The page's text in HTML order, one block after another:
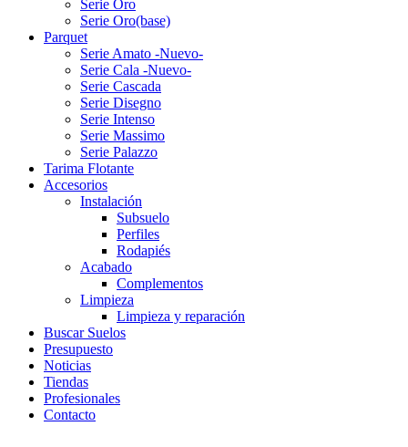
Serie Oro
Serie Oro(base)
Parquet
Serie Amato -Nuevo-
Serie Cala -Nuevo-
Serie Cascada
Serie Disegno
Serie Intenso
Serie Massimo
Serie Palazzo
Tarima Flotante
Accesorios
Instalación
Subsuelo
Perfiles
Rodapiés
Acabado
Complementos
Limpieza
Limpieza y reparación
Buscar Suelos
Presupuesto
Noticias
Tiendas
Profesionales
Contacto